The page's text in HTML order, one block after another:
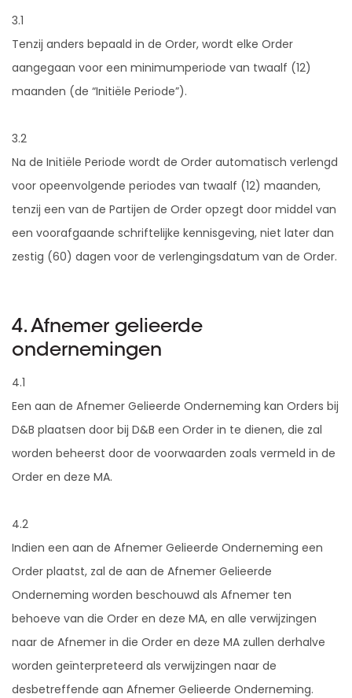
3.1
Tenzij anders bepaald in de Order, wordt elke Order
aangegaan voor een minimumperiode van twaalf (12)
maanden (de “Initiële Periode”).
3.2
Na de Initiële Periode wordt de Order automatisch verlengd
voor opeenvolgende periodes van twaalf (12) maanden,
tenzij een van de Partijen de Order opzegt door middel van
een voorafgaande schriftelijke kennisgeving, niet later dan
zestig (60) dagen voor de verlengingsdatum van de Order.
4. Afnemer gelieerde
ondernemingen
4.1
Een aan de Afnemer Gelieerde Onderneming kan Orders bij
D&B plaatsen door bij D&B een Order in te dienen, die zal
worden beheerst door de voorwaarden zoals vermeld in de
Order en deze MA.
4.2
Indien een aan de Afnemer Gelieerde Onderneming een
Order plaatst, zal de aan de Afnemer Gelieerde
Onderneming worden beschouwd als Afnemer ten
behoeve van die Order en deze MA, en alle verwijzingen
naar de Afnemer in die Order en deze MA zullen derhalve
worden geïnterpreteerd als verwijzingen naar de
desbetreffende aan Afnemer Gelieerde Onderneming.